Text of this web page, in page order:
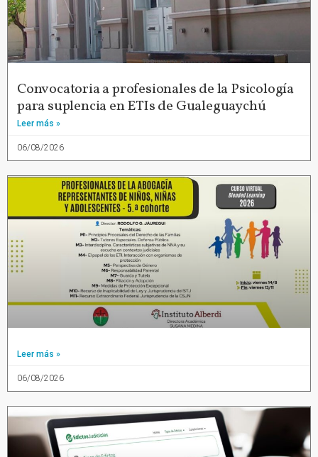
Convocatoria a profesionales de la Psicología
para suplencia en ETIs de Gualeguaychú
Leer más »
06/08/2026
Leer más »
06/08/2026